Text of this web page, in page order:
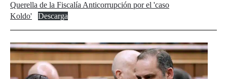
Querella de la Fiscalía Anticorrupción por el 'caso
Koldo'
Descarga